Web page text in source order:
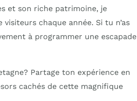
et son riche patrimoine, je
chaque année. Si tu n’as
à programmer une escapade
Partage ton expérience en
cachés de cette magnifique